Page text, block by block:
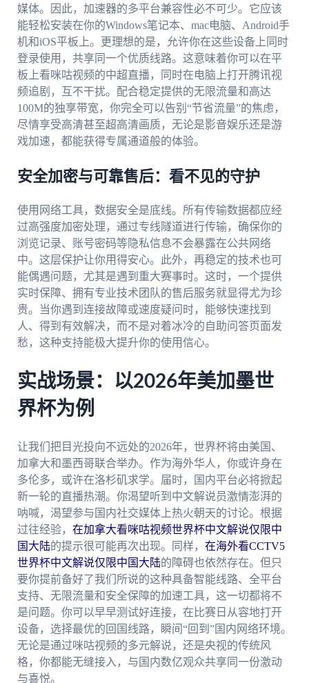
媒体。因此，加速器的多平台兼容性必不可少。它应该
能轻松安装在你的Windows笔记本、mac电脑、Android手
机和iOS平板上。更理想的是，允许你在这些设备上同时
登录使用，共享同一个优质线路。这意味着你可以在平
板上看咪咕视频的中超直播，同时在电脑上打开腾讯视
频追剧，互不干扰。配合稳定提供的无限流量和高达
100M的独享带宽，你完全可以告别“节省流量”的焦虑，
尽情享受高清甚至超高清画质，无论是影音娱乐还是游
戏加速，都能获得专属通道般的体验。
安全加密与可靠售后：看不见的守护
使用网络工具，数据安全是底线。所有传输数据都应经
过高强度加密处理，通过专线隧道进行传输，确保你的
浏览记录、账号密码等隐私信息不会暴露在公共网络
中。这层保护让你用得安心。此外，再稳定的技术也可
能偶遇问题，尤其是遇到重大赛事时。这时，一个提供
实时保障、拥有专业技术团队的售后服务就显得尤为珍
贵。当你遇到连接故障或速度疑问时，能够快速找到
人、得到有效解决，而不是对着冰冷的自助问答页面发
愁，这种支持能极大提升你的使用信心。
实战场景：以2026年美加墨世
界杯为例
让我们把目光投向不远处的2026年，世界杯将由美国、
加拿大和墨西哥联合举办。作为海外华人，你或许身在
多伦多，或许在洛杉矶求学。届时，国内平台必将掀起
新一轮的直播热潮。你渴望听到中文解说员激情澎湃的
呐喊，渴望参与国内社交媒体上热火朝天的讨论。根据
过往经验， 在加拿大看咪咕视频世界杯中文解说仅限中
国大陆的提示很可能再次出现。同样， 在海外看CCTV5
世界杯中文解说仅限中国大陆的障碍也依然存在。但只
要你提前备好了我们所说的这种具备智能线路、全平台
支持、无限流量和安全保障的加速工具，这一切都将不
是问题。你可以早早测试好连接，在比赛日从容地打开
设备，选择最优的回国线路，瞬间“回到”国内网络环境。
无论是通过咪咕视频的多元解说，还是央视的传统风
格，你都能无缝接入，与国内数亿观众共享同一份激动
与喜悦。